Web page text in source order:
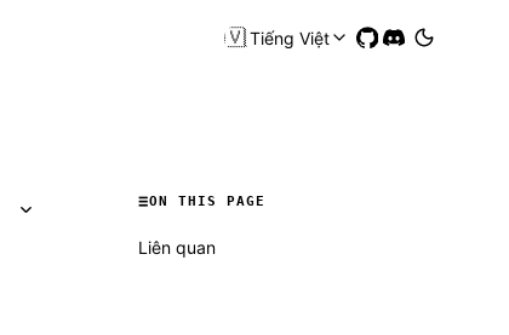
🇻🇳Tiếng Việt
ON THIS PAGE
Liên quan